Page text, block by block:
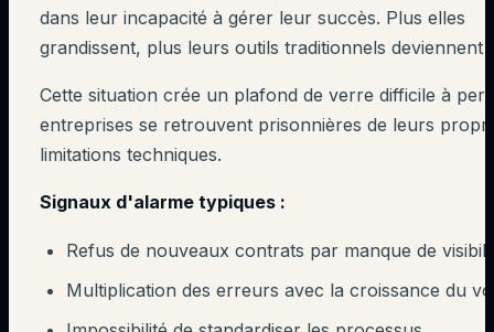
dans leur incapacité à gérer leur succès. Plus elles
grandissent, plus leurs outils traditionnels deviennent
Cette situation crée un plafond de verre difficile à
entreprises se retrouvent prisonnières de leurs
limitations techniques.
Signaux d'alarme typiques :
Refus de nouveaux contrats par manque de
Multiplication des erreurs avec la croissance du